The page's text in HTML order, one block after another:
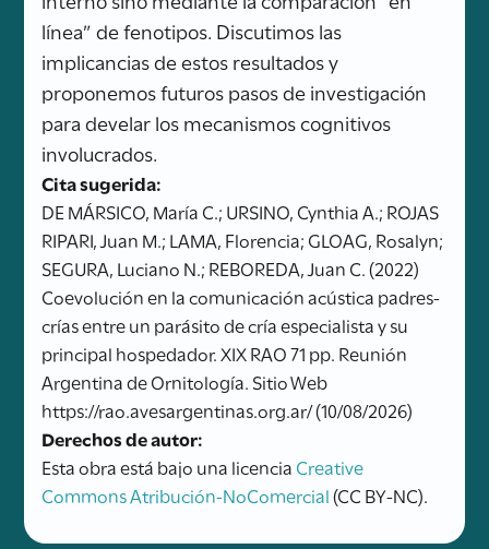
línea” de fenotipos. Discutimos las
implicancias de estos resultados y
proponemos futuros pasos de investigación
para develar los mecanismos cognitivos
involucrados.
Cita sugerida:
DE MÁRSICO, María C.; URSINO, Cynthia A.; ROJAS
RIPARI, Juan M.; LAMA, Florencia; GLOAG, Rosalyn;
SEGURA, Luciano N.; REBOREDA, Juan C. (2022)
Coevolución en la comunicación acústica padres-
crías entre un parásito de cría especialista y su
principal hospedador. XIX RAO 71 pp. Reunión
Argentina de Ornitología. Sitio Web
https://rao.avesargentinas.org.ar/ (10/08/2026)
Derechos de autor:
Esta obra está bajo una licencia Creative
Commons Atribución-NoComercial(CC BY-NC).